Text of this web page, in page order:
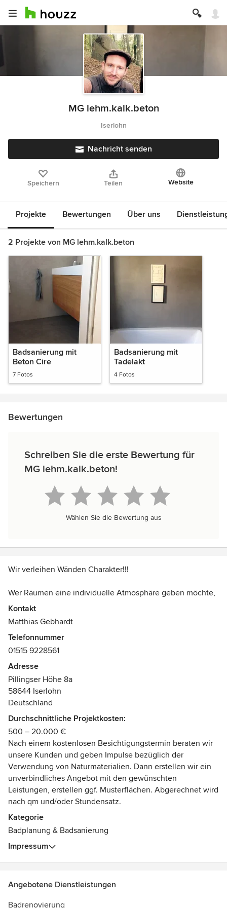
MG lehm.kalk.beton
Iserlohn
Nachricht senden
Speichern Teilen Website
Projekte Bewertungen Über uns
2 Projekte von MG lehm.kalk.beton
Badsanierung mit
Beton Cire
7 Fotos
Badsanierung mit
Tadelakt
4 Fotos
Bewertungen
Schreiben Sie die erste Bewertung für
MG lehm.kalk.beton!
Wählen Sie die Bewertung aus
Wir verleihen Wänden Charakter!!!
Wer Räumen eine individuelle Atmosphäre geben möchte,
ist bei uns richtig.
dabei voll auf Naturmaterialien; ob Lehm, Kalk oder Beton,
grobe Strukturen, geglättet oder poliert, weiß, grau oder
farbig-wir finden das richtige Material/Farb Konzept für Ihre
Räumlichkeiten.
Wir sind Handwerker mit Leib und Seele, kalkulieren fair,
Zusammenarbeit mit unseren Auftraggeber/innen.
Auszeichnungen:
Handwerksmeister, Gestalter für Lehm und-
Kalkputzoberflächen
Kontakt
Matthias Gebhardt
Telefonnummer
01515 9228561
Adresse
Pillingser Höhe 8a
58644 Iserlohn
Deutschland
Durchschnittliche Projektkosten:
500 – 20.000 €
Nach einem kostenlosen Besichtigungstermin beraten wir
unsere Kunden und geben Impulse bezüglich der
Verwendung von Naturmaterialien. Dann erstellen wir ein
unverbindliches Angebot mit den gewünschten
Leistungen, erstellen ggf. Musterflächen. Abgerechnet wird
nach qm und/oder Stundensatz.
Kategorie
Badplanung & Badsanierung
Impressum
Angebotene Dienstleistungen
Badrenovierung